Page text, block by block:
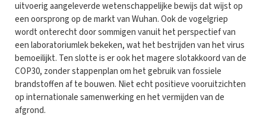
uitvoerig aangeleverde wetenschappelijke bewijs dat wijst op
een oorsprong op de markt van Wuhan. Ook de vogelgriep
wordt onterecht door sommigen vanuit het perspectief van
een laboratoriumlek bekeken, wat het bestrijden van het virus
bemoeilijkt. Ten slotte is er ook het magere slotakkoord van de
COP30, zonder stappenplan om het gebruik van fossiele
brandstoffen af te bouwen. Niet echt positieve vooruitzichten
op internationale samenwerking en het vermijden van de
afgrond.